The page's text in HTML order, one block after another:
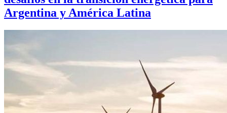
Argentina y América Latina